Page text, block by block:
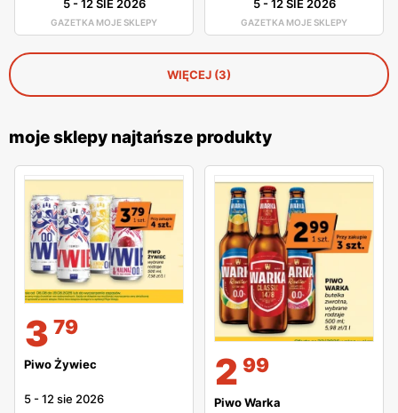
5-12 SIE 2026
GAZETKA MOJE SKLEPY
5-12 SIE 2026
GAZETKA MOJE SKLEPY
WIĘCEJ (3)
moje sklepy najtańsze produkty
3 79
Piwo Żywiec
5 -12 sie 2026
2 99
Piwo Warka